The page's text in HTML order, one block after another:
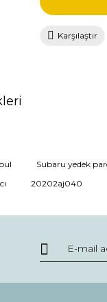
Karşılaştır
noktaları
Subaru yedek
20202aj040